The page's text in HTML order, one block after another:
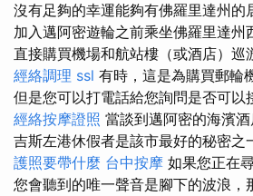
沒有足夠的幸運能夠有佛羅里達州的
加入邁阿密遊輪之前乘坐佛羅里達州
直接購買機場和航站樓（或酒店）巡
經絡調理 ssl 有時，這是為購買郵輪
但是您可以打電話給您詢問是否可以
經絡按摩證照 當談到邁阿密的海濱
吉斯左港休假者是該市最好的秘密之
護照要帶什麼 台中按摩 如果您正在
您會聽到的唯一聲音是腳下的波浪，